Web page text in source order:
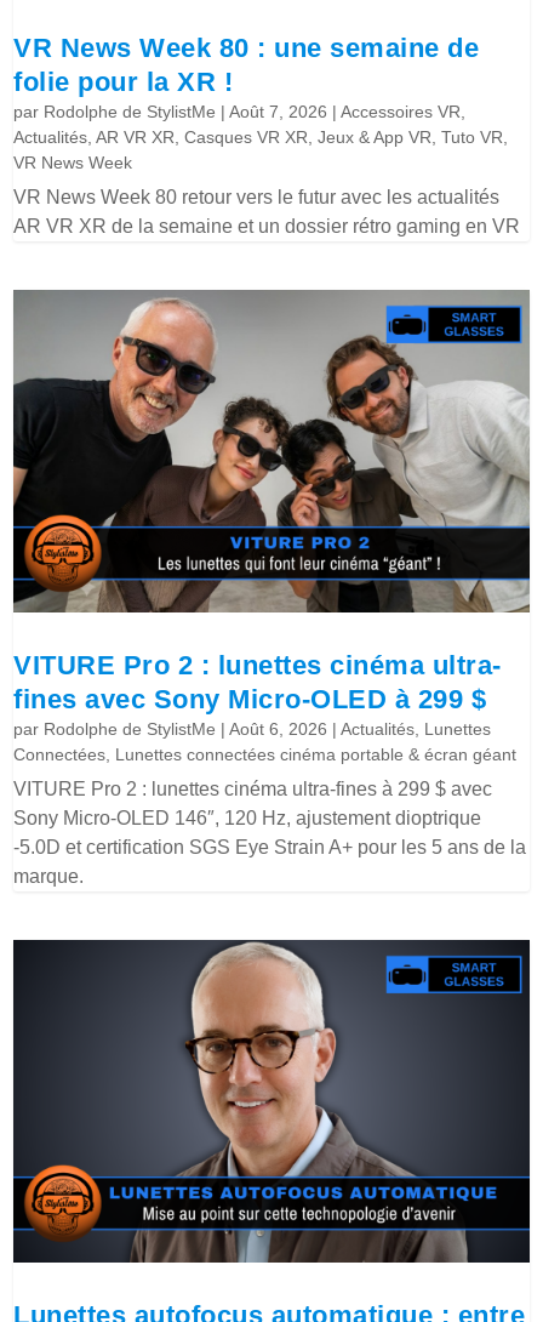
VR News Week 80 : une semaine de
folie pour la XR !
par Rodolphe de StylistMe |Août 7, 2026 |Accessoires VR
Actualités ,AR VR XR ,Casques VR XR ,Jeux & App VR ,Tuto VR
VR News Week
VR News Week 80 retour vers le futur avec les actualités
AR VR XR de la semaine et un dossier rétro gaming en VR
VITURE Pro 2 : lunettes cinéma ultra-
fines avec Sony Micro-OLED à 299 $
par Rodolphe de StylistMe |Août 6, 2026 |Actualités Lunettes
Connectées Lunettes connectées cinéma portable & écran géant
VITURE Pro 2 : lunettes cinéma ultra-fines à 299 $ avec
Sony Micro-OLED 146″, 120 Hz, ajustement dioptrique
-5.0D et certification SGS Eye Strain A+ pour les 5 ans de la
marque.
Lunettes autofocus automatique : entre